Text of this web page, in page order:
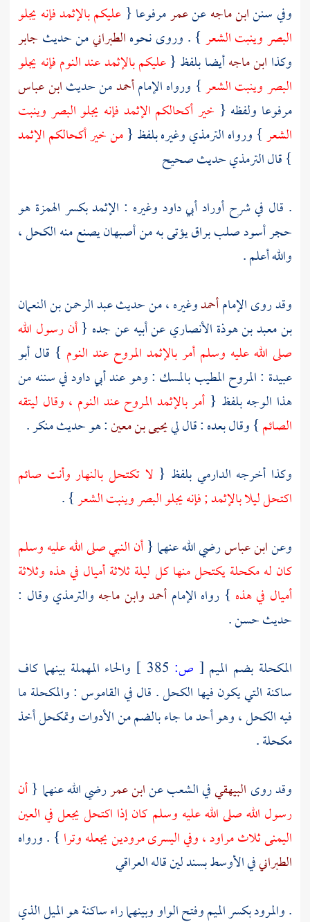
وفي سننابن ماجهعنعمرمرفوعا { عليكم بالإثمد فإنه يجلو
البصر وينبت الشعر } . وروى نحوهالطبرانيمن حديث جابر
وكذا ابن ماجهأيضا بلفظ {عليكم بالإثمد عند النوم فإنه يجلو
البصر وينبت الشعر} ورواه الإمامأحمدمن حديثابن عباس
مرفوعا ولفظه { خير أكحالكم الإثمد فإنه يجلو البصر وينبت
الشعر} ورواهالترمذيوغيره بلفظ {من خير أكحالكم الإثمد
} قالالترمذيحديث صحيح
. قال في شرح أورادأبي داود وغيره : الإثمد بكسر الهمزة هو
حجر أسود صلب براق يؤتى به منأصبهانيصنع منه الكحل ،
والله أعلم .
وقد روى الإمامأحمدوغيره ، من حديثعبد الرحمن بن النعمان
بن معبد بن هوذة الأنصاريعن أبيه عن جده {أن رسول الله
صلى الله عليه وسلم أمر بالإثمد المروح عند النوم } قال أبو
عبيدة : المروح المطيب بالمسك : وهو عندأبي داودفي سننه من
هذا الوجه بلفظ { أمر بالإثمد المروح عند النوم ، وقال ليتقه
الصائم} وقال بعده : قال لييحيى بن معين: هو حديث منكر .
وكذا أخرجه الدارميبلفظ { لا تكتحل بالنهار وأنت صائم
اكتحل ليلا بالإثمد ; فإنه يجلو البصر وينبت الشعر} .
وعنابن عباسرضي الله عنهما {أن النبي صلى الله عليه وسلم
كان له مكحلة يكتحل منها كل ليلة ثلاثة أميال في هذه وثلاثة
أميال في هذه } رواه الإمام أحمدوابن ماجه والترمذي وقال :
حديث حسن .
المكحلة بضم الميم [ ص:
والحاء المهملة بينهما كاف
ساكنة التي يكون فيها الكحل . قال في القاموس : والمكحلة ما
فيه الكحل ، وهو أحد ما جاء بالضم من الأدوات وتمكحل أخذ
مكحلة .
وقد روى البيهقيفي الشعب عنابن عمررضي الله عنهما {أن
رسول الله صلى الله عليه وسلم كان إذا اكتحل يجعل في العين
اليمنى ثلاث مراود ، وفي اليسرى مرودين يجعله وترا } . ورواه
الطبرانيفي الأوسط بسند لين قالهالعراقي
. والمرود بكسر الميم وفتح الواو وبينهما راء ساكنة هو الميل الذي